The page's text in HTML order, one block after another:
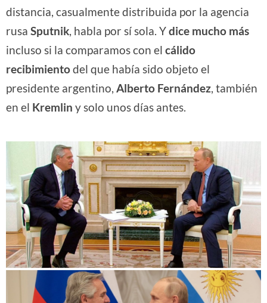
distancia, casualmente distribuida por la agencia
rusa Sputnik , habla por sí sola. Ydice mucho más
incluso si la comparamos con el cálido
recibimientodel que había sido objeto el
presidente argentino, Alberto Fernández , también
en el Kremlin y solo unos días antes.